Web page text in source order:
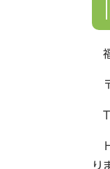
り